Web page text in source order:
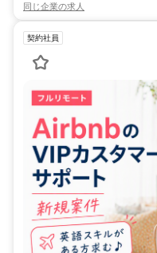
同じ企業の求人
契約社員